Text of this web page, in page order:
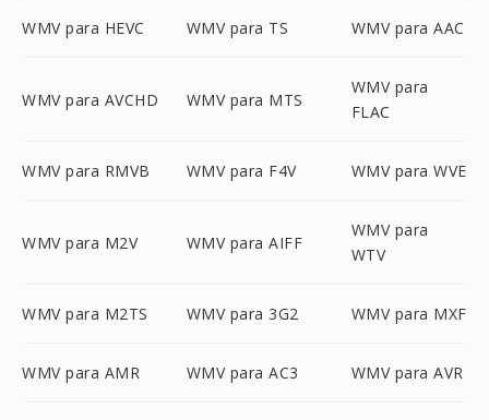
WMV para HEVC WMV para TS WMV para AAC
WMV para AVCHD WMV para MTS
WMV para
FLAC
WMV para RMVB WMV para F4V WMV para WVE
WMV para M2V WMV para AIFF
WMV para
WTV
WMV para M2TS WMV para 3G2 WMV para MXF
WMV para AMR WMV para AC3 WMV para AVR